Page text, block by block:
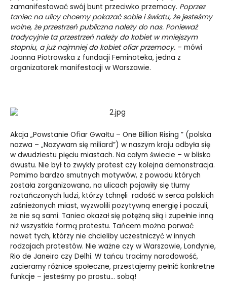
zamanifestować swój bunt przeciwko przemocy. Poprzez
taniec na ulicy chcemy pokazać sobie i światu, że jesteśmy
wolne, że przestrzeń publiczna należy do nas. Ponieważ
tradycyjnie ta przestrzeń należy do kobiet w mniejszym
stopniu, a już najmniej do kobiet ofiar przemocy. – mówi
Joanna Piotrowska z fundacji Feminoteka, jedna z
organizatorek manifestacji w Warszawie.
Akcja „Powstanie Ofiar Gwałtu – One Billion Rising ” (polska
nazwa – „Nazywam się miliard”) w naszym kraju odbyła się
w dwudziestu pięciu miastach. Na całym świecie – w blisko
dwustu. Nie był to zwykły protest czy kolejna demonstracja.
Pomimo bardzo smutnych motywów, z powodu których
została zorganizowana, na ulicach pojawiły się tłumy
roztańczonych ludzi, którzy tchnęli radość w serca polskich
zaśnieżonych miast, wyzwolili pozytywną energię i poczuli,
że nie są sami. Taniec okazał się potężną siłą i zupełnie inną
niż wszystkie formą protestu. Tańcem można porwać
nawet tych, którzy nie chcieliby uczestniczyć w innych
rodzajach protestów. Nie ważne czy w Warszawie, Londynie,
Rio de Janeiro czy Delhi. W tańcu tracimy narodowość,
zacieramy różnice społeczne, przestajemy pełnić konkretne
funkcje – jesteśmy po prostu… sobą!